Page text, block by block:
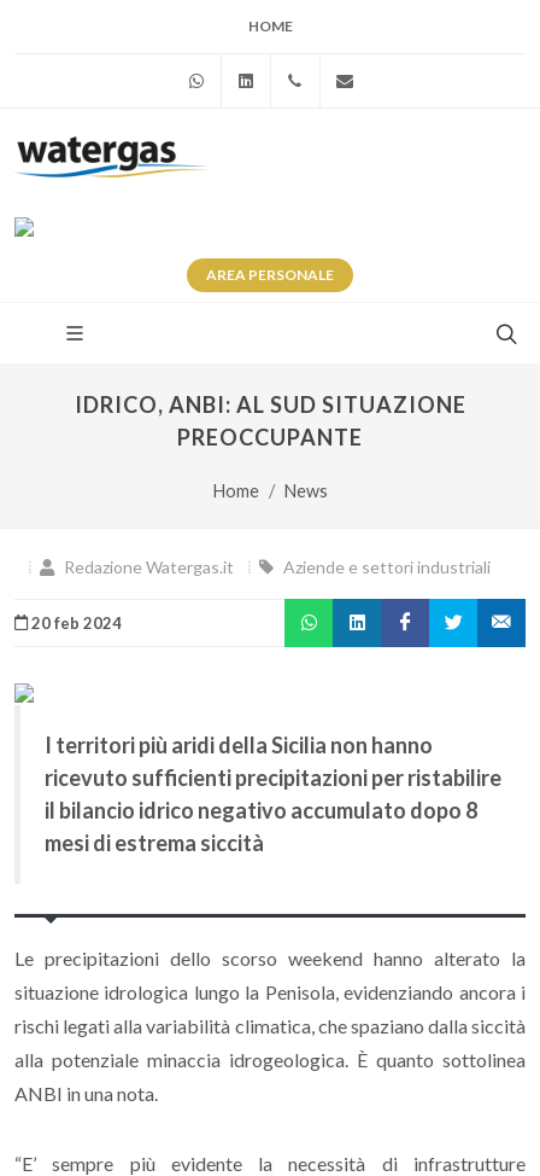
HOME
WhatsAppLinkedin+39 345 281 0246
AREA PERSONALE
IDRICO, ANBI: AL SUD SITUAZIONE
PREOCCUPANTE
Home News
Redazione Watergas.it Aziende e settori industriali
20 feb 2024
I territori più aridi della Sicilia non hanno
ricevuto sufficienti precipitazioni per ristabilire
il bilancio idrico negativo accumulato dopo 8
mesi di estrema siccità
Le precipitazioni dello scorso weekend hanno alterato la
situazione idrologica lungo la Penisola, evidenziando ancora i
rischi legati alla variabilità climatica, che spaziano dalla siccità
alla potenziale minaccia idrogeologica. È quanto sottolinea
ANBI in una nota.
“E’ sempre più evidente la necessità di infrastrutture